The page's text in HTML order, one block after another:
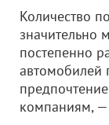
Количество
значительно
постепенно
автомобилей
компаниям, —